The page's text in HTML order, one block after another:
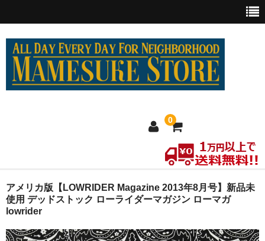
0
ホーム
MEXICO買い付け
新商品
アメリカ版【LOWRIDER Magazine 2013年8月号】新品未
使用 デッドストック ローライダーマガジン ローマガ
lowrider